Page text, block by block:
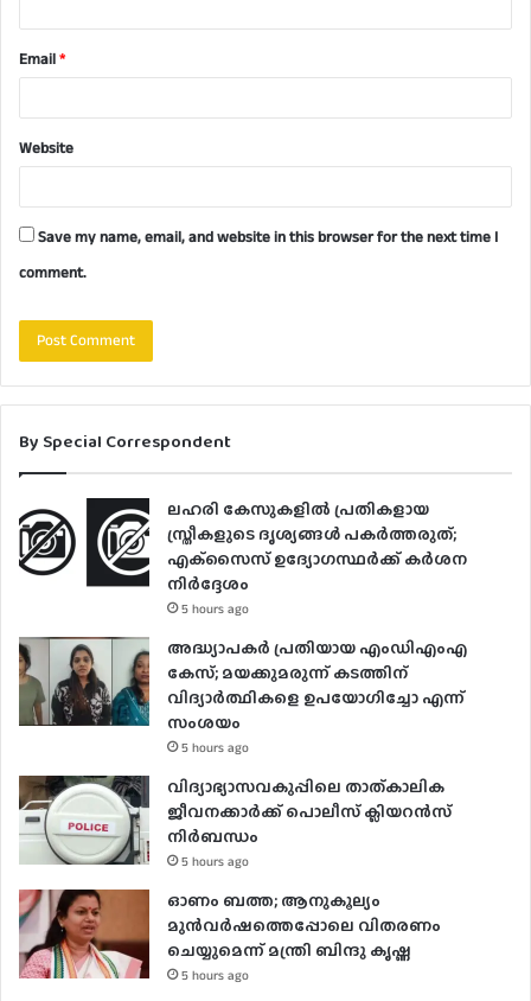
Email*
Website
Save my name, email, and website in this browser for the next time I
comment.
By Special Correspondent
ലഹരി കേസുകളിൽ പ്രതികളായ
സ്ത്രീകളുടെ ദൃശ്യങ്ങൾ പകർത്തരുത്;
എക്‌സൈസ് ഉദ്യോഗസ്ഥർക്ക് കർശന
നിർദ്ദേശം
5 hours ago
അദ്ധ്യാപകർ പ്രതിയായ എംഡിഎംഎ
കേസ്; മയക്കുമരുന്ന് കടത്തിന്
വിദ്യാർത്ഥികളെ ഉപയോ​ഗിച്ചോ എന്ന്
സംശയം
5 hours ago
വിദ്യാഭ്യാസവകുപ്പിലെ താത്കാലിക
ജീവനക്കാർക്ക് പൊലീസ് ക്ലിയറൻസ്
നിർബന്ധം
5 hours ago
ഓണം ബത്ത; ആനുകൂല്യം
മുൻവർഷത്തെപ്പോലെ വിതരണം
ചെയ്യുമെന്ന് മന്ത്രി ബിന്ദു കൃഷ്ണ
5 hours ago